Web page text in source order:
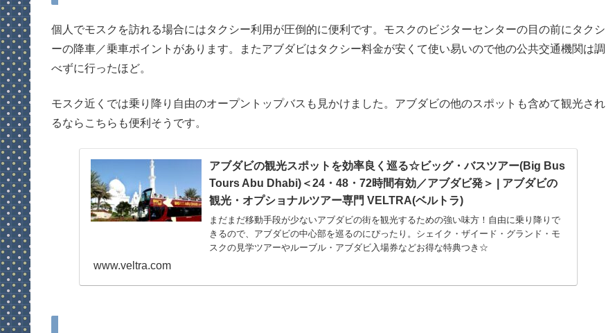
個人でモスクを訪れる場合にはタクシー利用が圧倒的に便利です。モスクのビジターセンターの目の前にタクシ
ーの降車／乗車ポイントがあります。またアブダビはタクシー料金が安くて使い易いので他の公共交通機関は調
べずに行ったほど。
モスク近くでは乗り降り自由のオープントップバスも見かけました。アブダビの他のスポットも含めて観光され
るならこちらも便利そうです。
アブダビの観光スポットを効率良く巡る☆ビッグ・バスツアー(Big Bus
Tours Abu Dhabi)＜24・48・72時間有効／アブダビ発＞ | アブダビの
観光・オプショナルツアー専門 VELTRA(ベルトラ)
まだまだ移動手段が少ないアブダビの街を観光するための強い味方！自由に乗り降りで
きるので、アブダビの中心部を巡るのにぴったり。シェイク・ザイード・グランド・モ
スクの見学ツアーやルーブル・アブダビ入場券などお得な特典つき☆
www.veltra.com